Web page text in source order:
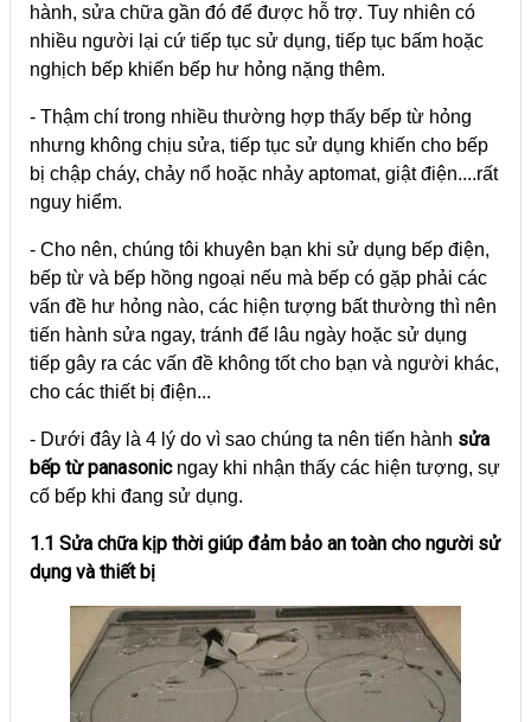
hành, sửa chữa gần đó để được hỗ trợ. Tuy nhiên có
nhiều người lại cứ tiếp tục sử dụng, tiếp tục bấm hoặc
nghịch bếp khiến bếp hư hỏng nặng thêm.
- Thậm chí trong nhiều thường hợp thấy bếp từ hỏng
nhưng không chịu sửa, tiếp tục sử dụng khiến cho bếp
bị chập cháy, chảy nổ hoặc nhảy aptomat, giật điện....rất
nguy hiểm.
- Cho nên, chúng tôi khuyên bạn khi sử dụng bếp điện,
bếp từ và bếp hồng ngoại nếu mà bếp có gặp phải các
vấn đề hư hỏng nào, các hiện tượng bất thường thì nên
tiến hành sửa ngay, tránh để lâu ngày hoặc sử dụng
tiếp gây ra các vấn đề không tốt cho bạn và người khác,
cho các thiết bị điện...
- Dưới đây là 4 lý do vì sao chúng ta nên tiến hành sửa
bếp từ panasonicngay khi nhận thấy các hiện tượng, sự
cố bếp khi đang sử dụng.
1.1 Sửa chữa kịp thời giúp đảm bảo an toàn cho người sử
dụng và thiết bị